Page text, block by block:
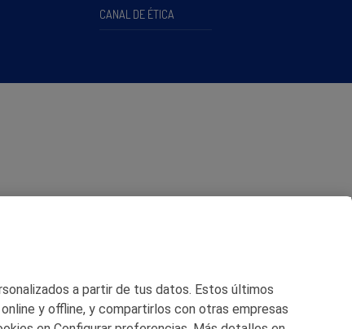
CANAL DE ÉTICA
a partir de tus datos. Estos últimos
y offline, y compartirlos con otras empresas